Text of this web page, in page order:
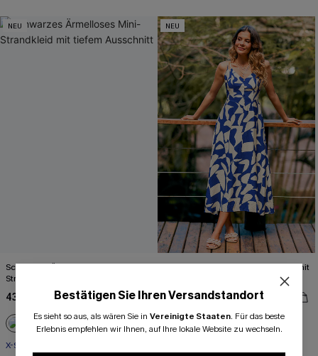
NEU
Schwarzes Ärmelloses Mini-
Strandkleid mit tiefem Ausschnitt
43,00 €
X-Shape
NEU
Blau Tropisches Maxi-Strandkleid mit
49,00 €
Gesmokt
Bestätigen Sie Ihren Versandstandort
Es sieht so aus, als wären Sie in Vereinigte Staaten. Für das beste
Erlebnis empfehlen wir Ihnen, auf Ihre lokale Website zu wechseln.